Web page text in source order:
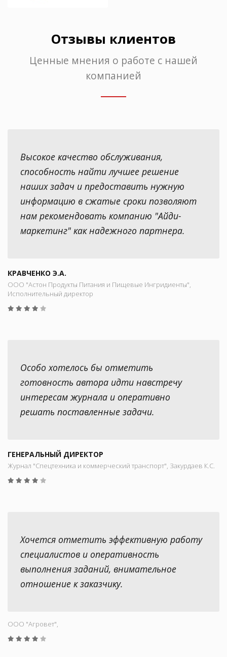
Отзывы клиентов
Ценные мнения о работе с нашей
компанией
Высокое качество обслуживания,
способность найти лучшее решение
наших задач и предоставить нужную
информацию в сжатые сроки позволяют
нам рекомендовать компанию "Айди-
маркетинг" как надежного партнера.
КРАВЧЕНКО Э.А.
ООО "Астон Продукты Питания и Пищевые Ингридиенты",
Исполнительный директор
Особо хотелось бы отметить
готовность автора идти навстречу
интересам журнала и оперативно
решать поставленные задачи.
ГЕНЕРАЛЬНЫЙ ДИРЕКТОР
Журнал "Спецтехника и коммерческий транспорт", Закурдаев К.С.
Хочется отметить эффективную работу
специалистов и оперативность
выполнения заданий, внимательное
отношение к заказчику.
ООО "Aгровет",